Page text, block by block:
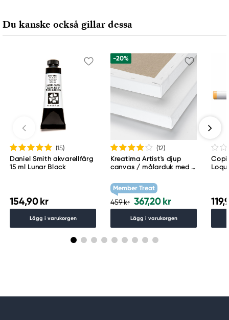
Du kanske också gillar dessa
(15)
Daniel Smith akvarellfärg
15 ml Lunar Black
154,90 kr
Lägg i varukorgen
-20%
(12)
Kreatima Artist's djup
canvas / målarduk med 4
g/m²
Member Treat
459 kr 367,20 kr
Lägg i varukorgen